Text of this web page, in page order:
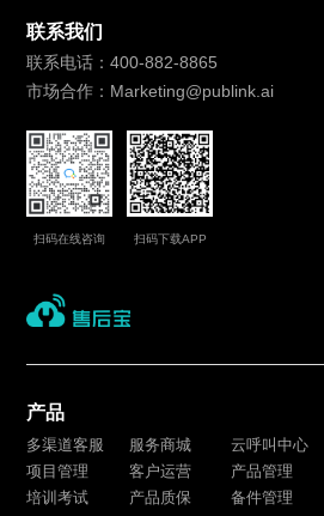
联系我们
联系电话：400-882-8865
市场合作：Marketing@publink.ai
扫码在线咨询 扫码下载APP
产品
多渠道客服 服务商城 云呼叫中心
项目管理
客户运营 产品管理
培训考试
产品质保 备件管理